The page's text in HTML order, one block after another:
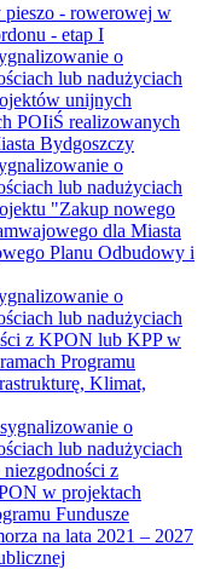
- rowerowej w
- etap I
o
lub nadużyciach
unijnych
POIiŚ realizowanych
Bydgoszczy
o
lub nadużyciach
"Zakup nowego
dla Miasta
Planu Odbudowy i
o
lub nadużyciach
z KPON lub KPP w
Programu
Klimat,
o
lub nadużyciach
niezgodności z
w projektach
Fundusze
na lata 2021 – 2027